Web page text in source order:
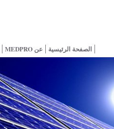
الصفحة الرئيسية عن MEDPRO